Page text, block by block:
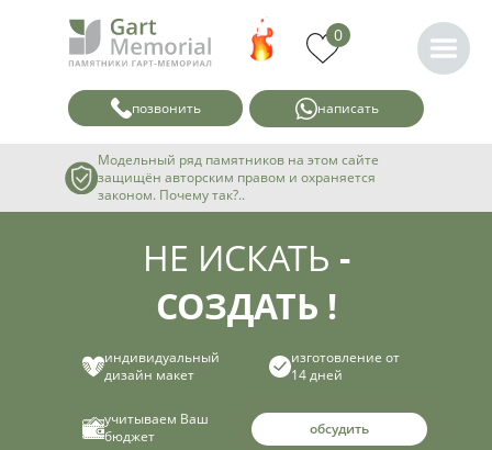
0
позвонить написать
Модельный ряд памятников на этом сайте
защищён авторским правом и охраняется
законом. Почему так?..
НЕ ИСКАТЬ -
СОЗДАТЬ !
индивидуальный
дизайн макет
изготовление от
14 дней
учитываем Ваш
бюджет
обсудить